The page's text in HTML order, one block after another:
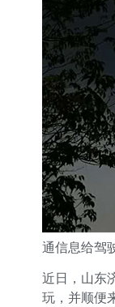
通信息给驾
近日，山东
玩，并顺便